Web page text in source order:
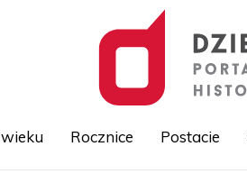
Rocznice Postacie